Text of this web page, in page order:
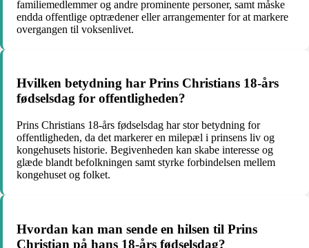
familiemedlemmer og andre prominente personer, samt måske
endda offentlige optrædener eller arrangementer for at markere
overgangen til voksenlivet.
Hvilken betydning har Prins Christians 18-års
fødselsdag for offentligheden?
Prins Christians 18-års fødselsdag har stor betydning for
offentligheden, da det markerer en milepæl i prinsens liv og
kongehusets historie. Begivenheden kan skabe interesse og
glæde blandt befolkningen samt styrke forbindelsen mellem
kongehuset og folket.
Hvordan kan man sende en hilsen til Prins
Christian på hans 18-års fødselsdag?